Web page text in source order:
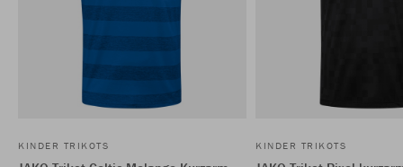
KINDER TRIKOTS KINDER TRIKOTS